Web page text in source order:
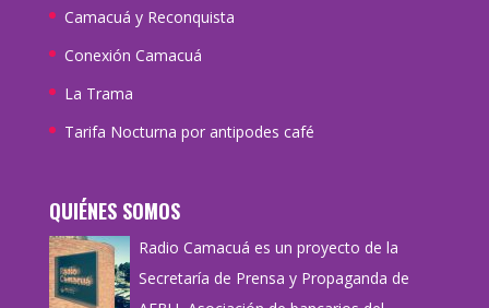
Camacuá y Reconquista
Conexión Camacuá
La Trama
Tarifa Nocturna por antipodes café
QUIÉNES SOMOS
Radio Camacuá es un proyecto de la
Secretaría de Prensa y Propaganda de